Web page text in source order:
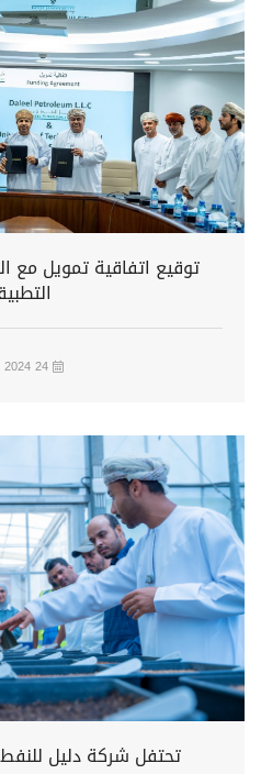
توقيع اتفاقية تمويل مع
24 JUNE 2024
تحتفل شركة دليل للنفط